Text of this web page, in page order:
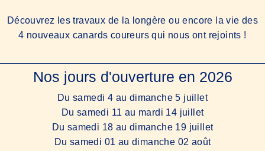
Découvrez les travaux de la longère ou encore la vie des
4 nouveaux canards coureurs qui nous ont rejoints !
Nos jours d'ouverture en 2026
Du samedi 4 au dimanche 5 juillet
Du samedi 11 au mardi 14 juillet
Du samedi 18 au dimanche 19 juillet
Du samedi 01 au dimanche 02 août